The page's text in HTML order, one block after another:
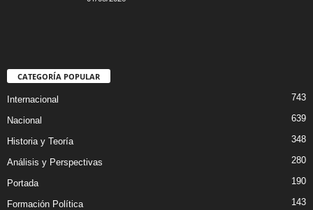
CATEGORÍA POPULAR
Internacional 743
Nacional 639
Historia y Teoría 348
Análisis y Perspectivas 280
Portada 190
Formación Política 143